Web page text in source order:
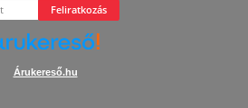
Feliratkozás
Árukereső.hu